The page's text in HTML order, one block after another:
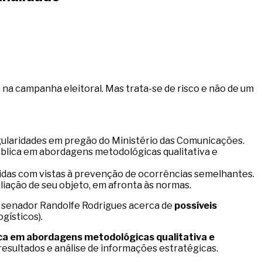
campanha eleitoral. Mas trata-se de risco e não de um
em pregão do Ministério das Comunicações.
em abordagens metodológicas qualitativa e
com vistas à prevenção de ocorrências semelhantes.
de seu objeto, em afronta às normas.
Randolfe Rodrigues acerca de possíveis
em abordagens metodológicas qualitativa e
e análise de informações estratégicas.